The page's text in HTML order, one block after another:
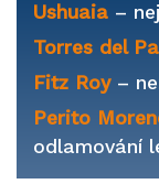
Ushuaia –
Torres del
Fitz Roy–
Perito
odlamování